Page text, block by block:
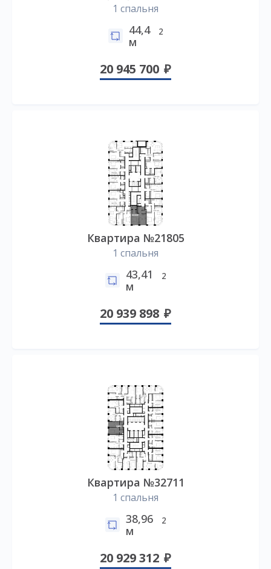
1 спальня
44,4
м
2
20 945 700
Квартира №21805
1 спальня
43,41
м
2
20 939 898
Квартира №32711
1 спальня
38,96
м
2
20 929 312